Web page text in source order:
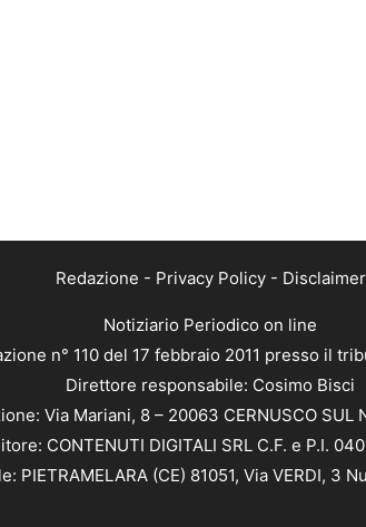
Redazione - Privacy Policy- Disclaimer
Notiziario Periodico on line
n° 110 del 17 febbraio 2011 presso il
Direttore responsabile: Cosimo Bisci
Via Mariani, 8 – 20063 CERNUSCO SUL
CONTENUTI DIGITALI SRL C.F. e P.I.
PIETRAMELARA (CE) 81051, Via VERDI, 3